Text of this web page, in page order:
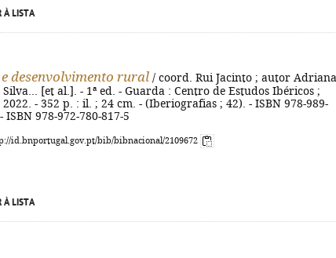
À LISTA
e desenvolvimento rural / coord. Rui Jacinto ; autor Adriana
Silva... [et al.]. - 1ª ed. - Guarda : Centro de Estudos Ibéricos ;
- 352 p. : il. ; 24 cm. - (Iberiografias ; 42). - ISBN 978-989-
ISBN 978-972-780-817-5
id.bnportugal.gov.pt/bib/bibnacional/2109672
À LISTA